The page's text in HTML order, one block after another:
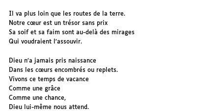
Il va plus loin que les routes de la terre.
Notre cœur est un trésor sans prix
Sa soif et sa faim sont au-delà des mirages
Qui voudraient l’assouvir.
Dieu n’a jamais pris naissance
Dans les cœurs encombrés ou replets.
Vivons ce temps de vacance
Comme une grâce
Comme une chance,
Dieu lui-même nous attend.